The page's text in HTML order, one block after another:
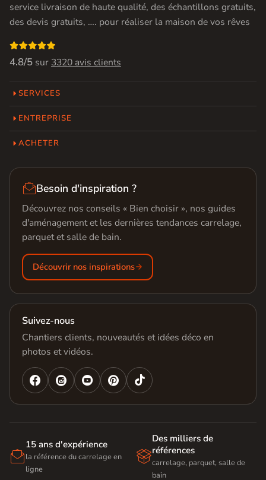
service livraison de haute qualité, des échantillons gratuits,
des devis gratuits, …. pour réaliser la maison de vos rêves

4.8/5 sur 3320 avis clients
SERVICES
ENTREPRISE
ACHETER
Besoin d'inspiration ?
Découvrez nos conseils « Bien choisir », nos guides
d'aménagement et les dernières tendances carrelage,
parquet et salle de bain.
Découvrir nos inspirations
Suivez-nous
Chantiers clients, nouveautés et idées déco en
photos et vidéos.
   

15 ans d'expérience
la référence du carrelage en
ligne

Des milliers de
références
carrelage, parquet, salle de
bain